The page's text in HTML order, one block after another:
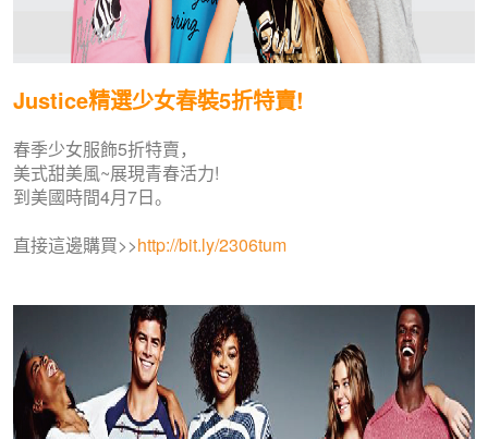
Justice精選少女春裝5折特賣!
春季少女服飾5折特賣，
美式甜美風~展現青春活力!
到美國時間4月7日。
直接這邊購買>>http://bit.ly/2306tum